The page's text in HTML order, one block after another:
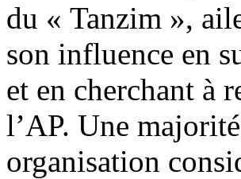
du « Tanzim »,
son influence en
et en cherchant à
l’AP. Une
organisation